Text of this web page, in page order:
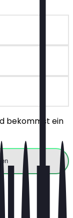
bekommst ein